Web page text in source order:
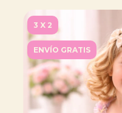
3 X 2
ENVÍO GRATIS